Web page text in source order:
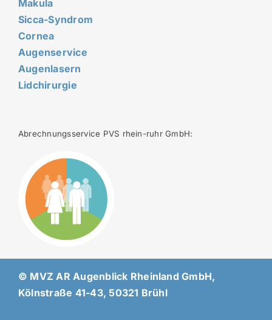
Makula
Sicca-Syndrom
Cornea
Augenservice
Augenlasern
Lidchirurgie
Abrechnungsservice PVS rhein-ruhr GmbH:
© MVZ AR Augenblick Rheinland GmbH,
Kölnstraße 41-43, 50321 Brühl